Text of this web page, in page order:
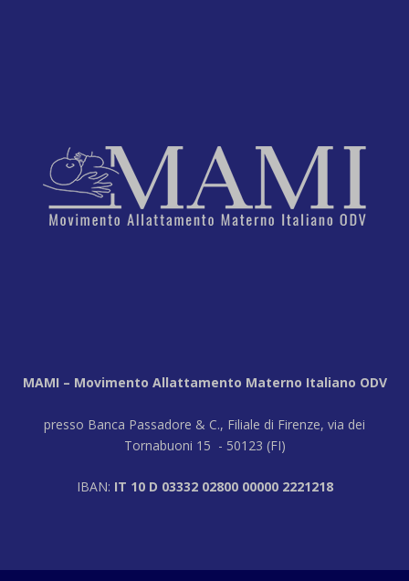
MAMI – Movimento Allattamento Materno Italiano ODV
presso Banca Passadore & C., Filiale di Firenze, via dei
Tornabuoni 15 - 50123 (FI)
IBAN: IT 10 D 03332 02800 00000 2221218